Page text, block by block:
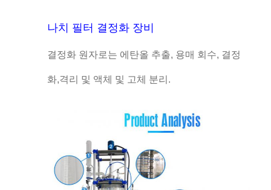
나치 필터 결정화 장비
결정화 원자로는 에탄올 추출, 용매 회수, 결정
화,격리 및 액체 및 고체 분리.